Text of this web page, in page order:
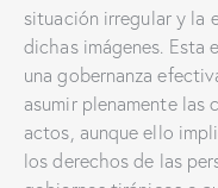
situación irregular y la
dichas imágenes. Esta
una gobernanza
asumir plenamente las
actos, aunque ello
los derechos de las